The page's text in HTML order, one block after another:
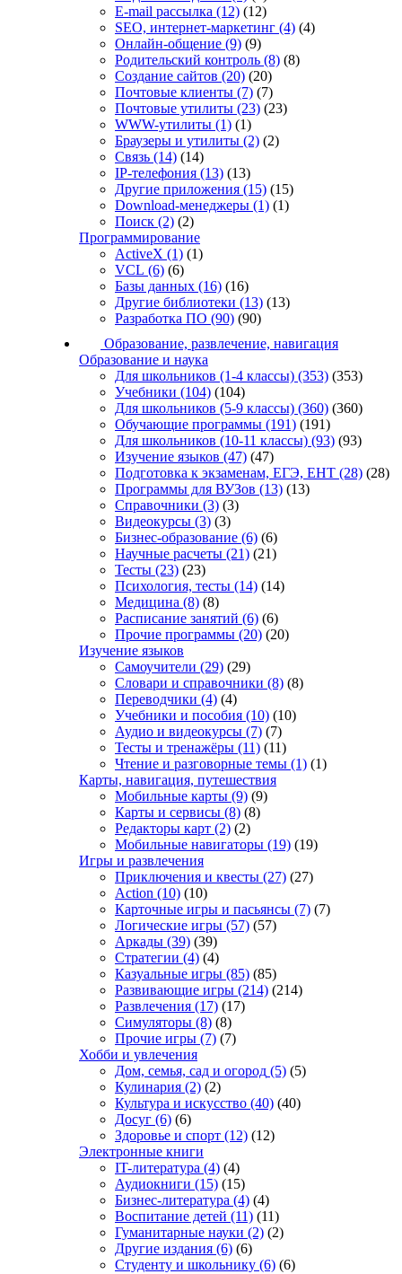
E-mail рассылка (12) (12)
SEO, интернет-маркетинг (4) (4)
Онлайн-общение (9) (9)
Родительский контроль (8) (8)
Создание сайтов (20) (20)
Почтовые клиенты (7) (7)
Почтовые утилиты (23) (23)
WWW-утилиты (1) (1)
Браузеры и утилиты (2) (2)
Связь (14) (14)
IP-телефония (13) (13)
Другие приложения (15) (15)
Download-менеджеры (1) (1)
Поиск (2) (2)
Программирование
ActiveX (1) (1)
VCL (6) (6)
Базы данных (16) (16)
Другие библиотеки (13) (13)
Разработка ПО (90) (90)
Образование, развлечение, навигация
Образование и наука
Для школьников (1-4 классы) (353) (353)
Учебники (104) (104)
Для школьников (5-9 классы) (360) (360)
Обучающие программы (191) (191)
Для школьников (10-11 классы) (93) (93)
Изучение языков (47) (47)
Подготовка к экзаменам, ЕГЭ, ЕНТ (28) (28)
Программы для ВУЗов (13) (13)
Справочники (3) (3)
Видеокурсы (3) (3)
Бизнес-образование (6) (6)
Научные расчеты (21) (21)
Тесты (23) (23)
Психология, тесты (14) (14)
Медицина (8) (8)
Расписание занятий (6) (6)
Прочие программы (20) (20)
Изучение языков
Самоучители (29) (29)
Словари и справочники (8) (8)
Переводчики (4) (4)
Учебники и пособия (10) (10)
Аудио и видеокурсы (7) (7)
Тесты и тренажёры (11) (11)
Чтение и разговорные темы (1) (1)
Карты, навигация, путешествия
Мобильные карты (9) (9)
Карты и сервисы (8) (8)
Редакторы карт (2) (2)
Мобильные навигаторы (19) (19)
Игры и развлечения
Приключения и квесты (27) (27)
Action (10) (10)
Карточные игры и пасьянсы (7) (7)
Логические игры (57) (57)
Аркады (39) (39)
Стратегии (4) (4)
Казуальные игры (85) (85)
Развивающие игры (214) (214)
Развлечения (17) (17)
Симуляторы (8) (8)
Прочие игры (7) (7)
Хобби и увлечения
Дом, семья, сад и огород (5) (5)
Кулинария (2) (2)
Культура и искусство (40) (40)
Досуг (6) (6)
Здоровье и спорт (12) (12)
Электронные книги
IT-литература (4) (4)
Аудиокниги (15) (15)
Бизнес-литература (4) (4)
Воспитание детей (11) (11)
Гуманитарные науки (2) (2)
Другие издания (6) (6)
Студенту и школьнику (6) (6)